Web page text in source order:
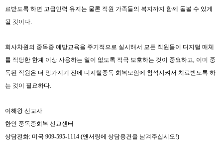
료받도록 하면 고급인력 유지는 물론 직원 가족들의 복지까지 함께 돌볼 수 있게
될 것이다
회사차원의 중독증 예방교육을 주기적으로 실시해서 모든 직원들이 디지털 매체
를 적당한 한계 이상 사용하는 일이 없도록 적극 보호하는 것이 중요하고
이미 중
독된 직원은 더 망가지기 전에 디지털중독 회복모임에 참석시켜서 치료받도록 하
는 것이 필요하다
이해왕 선교사
한인 중독증회복 선교센터
상담전화: 미국 909-595-1114 (앤서링에 상담용건을 남겨주십시오 !)